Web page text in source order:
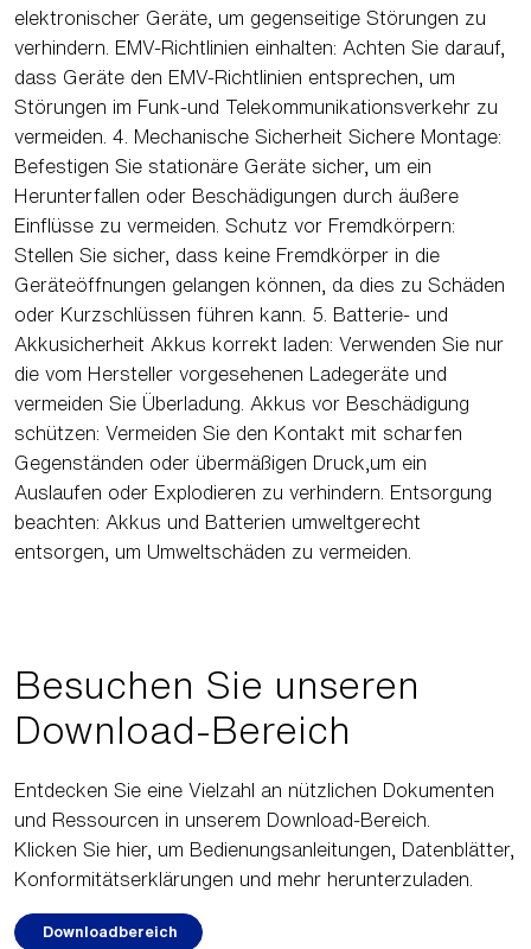
elektronischer Geräte, um gegenseitige Störungen zu
verhindern. EMV-Richtlinien einhalten: Achten Sie darauf,
dass Geräte den EMV-Richtlinien entsprechen, um
Störungen im Funk-und Telekommunikationsverkehr zu
vermeiden. 4. Mechanische Sicherheit Sichere Montage:
Befestigen Sie stationäre Geräte sicher, um ein
Herunterfallen oder Beschädigungen durch äußere
Einflüsse zu vermeiden. Schutz vor Fremdkörpern:
Stellen Sie sicher, dass keine Fremdkörper in die
Geräteöffnungen gelangen können, da dies zu Schäden
oder Kurzschlüssen führen kann. 5. Batterie- und
Akkusicherheit Akkus korrekt laden: Verwenden Sie nur
die vom Hersteller vorgesehenen Ladegeräte und
vermeiden Sie Überladung. Akkus vor Beschädigung
schützen: Vermeiden Sie den Kontakt mit scharfen
Gegenständen oder übermäßigen Druck,um ein
Auslaufen oder Explodieren zu verhindern. Entsorgung
beachten: Akkus und Batterien umweltgerecht
entsorgen, um Umweltschäden zu vermeiden.
Besuchen Sie unseren
Download-Bereich
Entdecken Sie eine Vielzahl an nützlichen Dokumenten
und Ressourcen in unserem Download-Bereich.
Klicken Sie hier, um Bedienungsanleitungen, Datenblätter,
Konformitätserklärungen und mehr herunterzuladen.
Downloadbereich